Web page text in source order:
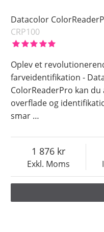
Datacolor
CRP100
Oplev et
farveidentifikation -
ColorReaderPro kan
overflade og
smar …
Exkl. Moms
1 876